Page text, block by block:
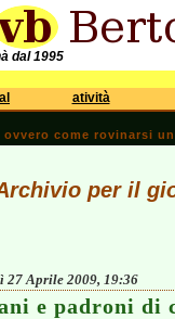
dal 1995
atività
ovvero come rovinarsi
per il
27 Aprile 2009, 19:36
e padroni di